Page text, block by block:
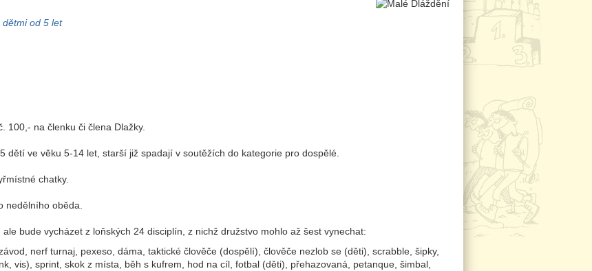
od 5 let
100,- na členku či člena Dlažky.
dětí ve věku 5-14 let, starší již spadají v soutěžích do kategorie pro dospělé.
chatky.
nedělního oběda.
bude vycházet z loňských 24 disciplín, z nichž družstvo mohlo až šest vynechat:
nerf turnaj, pexeso, dáma, taktické člověče (dospělí), člověče nezlob se (děti), scrabble, šipky,
vis), sprint, skok z místa, běh s kufrem, hod na cíl, fotbal (děti), přehazovaná, petanque, šimbal,